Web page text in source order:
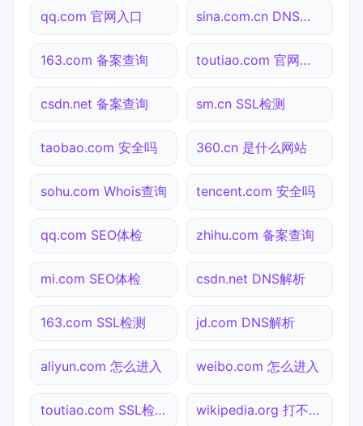
qq.com 官网入口 sina.com.cn DNS解析
163.com 备案查询 toutiao.com 官网入口
csdn.net 备案查询 sm.cn SSL检测
taobao.com 安全吗 360.cn 是什么网站
sohu.com Whois查询 tencent.com 安全吗
qq.com SEO体检 zhihu.com 备案查询
mi.com SEO体检 csdn.net DNS解析
163.com SSL检测 jd.com DNS解析
aliyun.com 怎么进入 weibo.com 怎么进入
toutiao.com SSL检测 wikipedia.org 打不开检测